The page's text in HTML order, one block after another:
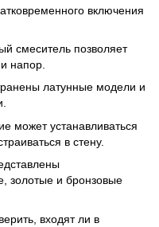
включения
смеситель позволяет
напор.
латунные модели и
может устанавливаться
в стену.
золотые и бронзовые
входят ли в